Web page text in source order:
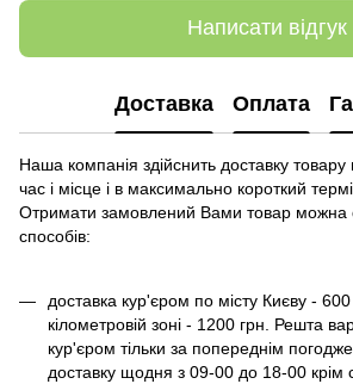
Написати відгук
Доставка Оплата
Наша компанія здійснить доставку
час і місце і в максимально короткий
Отримати замовлений Вами товар можна
способів:
доставка кур'єром по місту Києву -
кілометровій зоні - 1200 грн. Решта
кур'єром тільки за попереднім
доставку щодня з 09-00 до 18-00 крім